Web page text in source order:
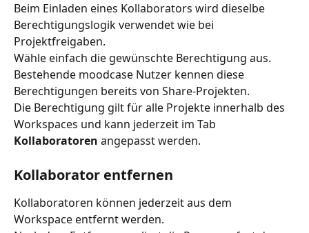
Beim Einladen eines Kollaborators wird dieselbe
Berechtigungslogik verwendet wie bei
Projektfreigaben.
Wähle einfach die gewünschte Berechtigung aus.
Bestehende moodcase Nutzer kennen diese
Berechtigungen bereits von Share-Projekten.
Die Berechtigung gilt für alle Projekte innerhalb des
Workspaces und kann jederzeit im Tab
Kollaboratoren angepasst werden.
Kollaborator entfernen
Kollaboratoren können jederzeit aus dem
Workspace entfernt werden.